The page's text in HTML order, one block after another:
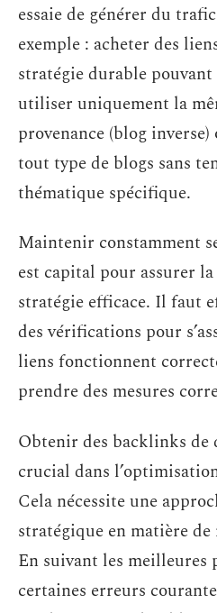
essaie de générer du
exemple : acheter des
stratégie durable
utiliser uniquement la
provenance (blog
tout type de blogs sans
thématique spécifique.
Maintenir constamment
est capital pour assurer
stratégie efficace. Il faut
des vérifications pour
liens fonctionnent
prendre des mesures
Obtenir des backlinks de
crucial dans
Cela nécessite une
stratégique en matière
En suivant les meilleures
certaines erreurs